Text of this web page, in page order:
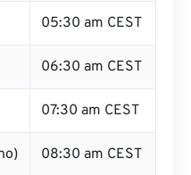
05:30 am CEST
06:30 am CEST
07:30 am CEST
08:30 am CEST